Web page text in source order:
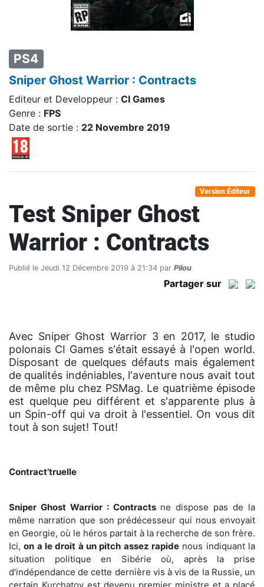
PS4
Sniper Ghost Warrior : Contracts
Editeur et Developpeur : CI Games
Genre : FPS
Date de sortie : 22 Novembre 2019
Version Éditeur
Test Sniper Ghost
Warrior : Contracts
Publié le Jeudi 12 Décembre 2019 à 21:34 par Pilou
Partager sur
Avec Sniper Ghost Warrior 3 en 2017, le studio
polonais CI Games s'était essayé à l'open world.
Disposant de quelques défauts mais également
de qualités indéniables, l'aventure nous avait tout
de même plu chez PSMag. Le quatrième épisode
est quelque peu différent et s'apparente plus à
un Spin-off qui va droit à l'essentiel. On vous dit
tout à son sujet! Tout!
Contract’truelle
Sniper Ghost Warrior : Contracts ne dispose pas de la
même narration que son prédécesseur qui nous envoyait
en Georgie, où le héros partait à la recherche de son frère.
Ici,on a le droit à un pitch assez rapide nous indiquant la
situation politique en Sibérie où, après la prise
d'indépendance de cette dernière vis à vis de la Russie, un
certain Kurchatov est devenu premier ministre et a placé